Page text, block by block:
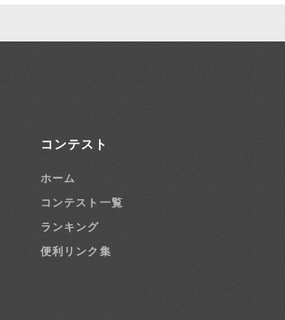
コンテスト
ホーム
コンテスト一覧
ランキング
便利リンク集